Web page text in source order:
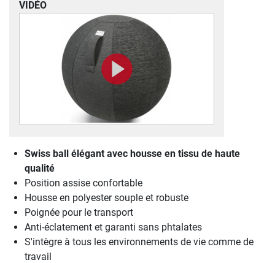
VIDÉO
Swiss ball élégant avec housse en tissu de haute
qualité
Position assise confortable
Housse en polyester souple et robuste
Poignée pour le transport
Anti-éclatement et garanti sans phtalates
S'intègre à tous les environnements de vie comme de
travail